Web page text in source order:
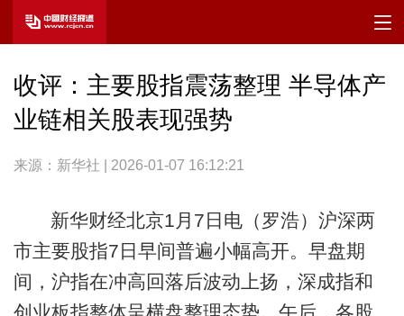
收评：主要股指震荡整理 半导体产
业链相关股表现强势
来源：新华社 | 2026-01-07 16:12:21
新华财经北京1月7日电（罗浩）沪深两
市主要股指7日早间普遍小幅高开。早盘期
间，沪指在冲高回落后波动上扬，深成指和